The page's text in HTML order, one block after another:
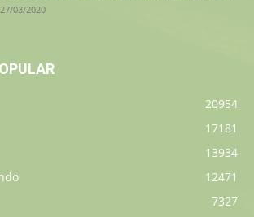
27/03/2020
20954
17181
13934
12471
7327